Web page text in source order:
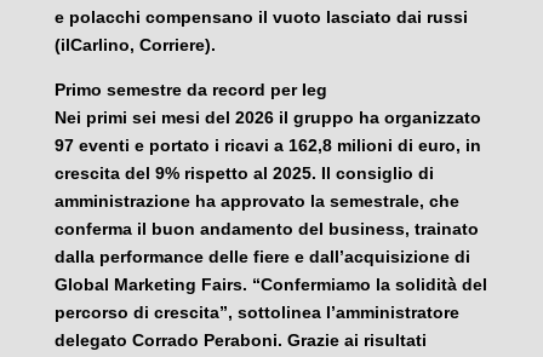
e polacchi compensano il vuoto lasciato dai russi
(ilCarlino, Corriere).
Primo semestre da record per Ieg
Nei primi sei mesi del 2026 il gruppo ha organizzato
97 eventi e portato i ricavi a 162,8 milioni di euro, in
crescita del 9% rispetto al 2025. Il consiglio di
amministrazione ha approvato la semestrale, che
conferma il buon andamento del business, trainato
dalla performance delle fiere e dall’acquisizione di
Global Marketing Fairs. “Confermiamo la solidità del
percorso di crescita”, sottolinea l’amministratore
delegato Corrado Peraboni. Grazie ai risultati